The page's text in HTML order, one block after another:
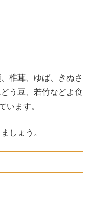
椎茸、ゆば、きぬさ
う豆、若竹などよ食
います。
しょう。